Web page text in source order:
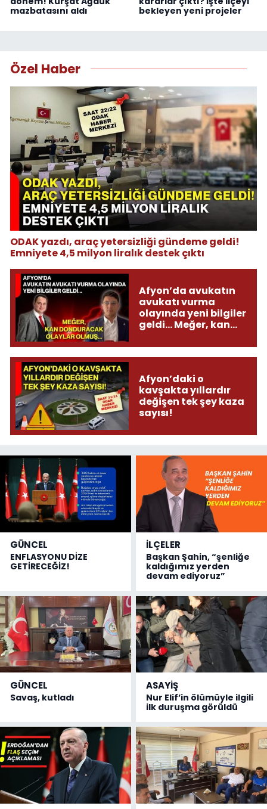
mazbatasını aldı
bekleyen yeni projeler
Özel Haber
ODAK yazdı, araç yetersizliği gündeme geldi!
Emniyete 4,5 milyon liralık destek çıktı
Afyon’da avukatın
avukatı vurma
olayında yeni bilgiler
geldi... Meğer, kan
olmuş...
Afyon’daki o
kavşakta yıllardır
değişen tek şey kaza
sayısı!
GÜNCEL
ENFLASYONU DİZE
GETİRECEĞİZ!
İLÇELER
Başkan Şahin, “şenliğe
kaldığımız yerden
devam ediyoruz”
GÜNCEL
Savaş, kutladı
ASAYİŞ
Nur Elif’in ölümüyle ilgili
ilk duruşma görüldü